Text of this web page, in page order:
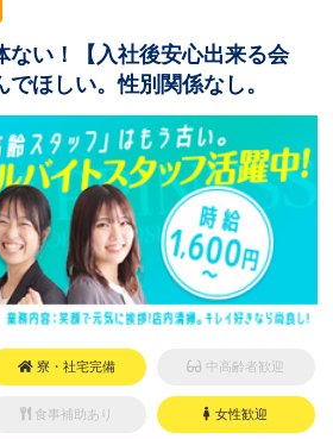
ない！【入社後安心出来る会
ほしい。性別関係なし。
寮・社宅完備 中高齢者歓迎
食事補助あり 女性歓迎